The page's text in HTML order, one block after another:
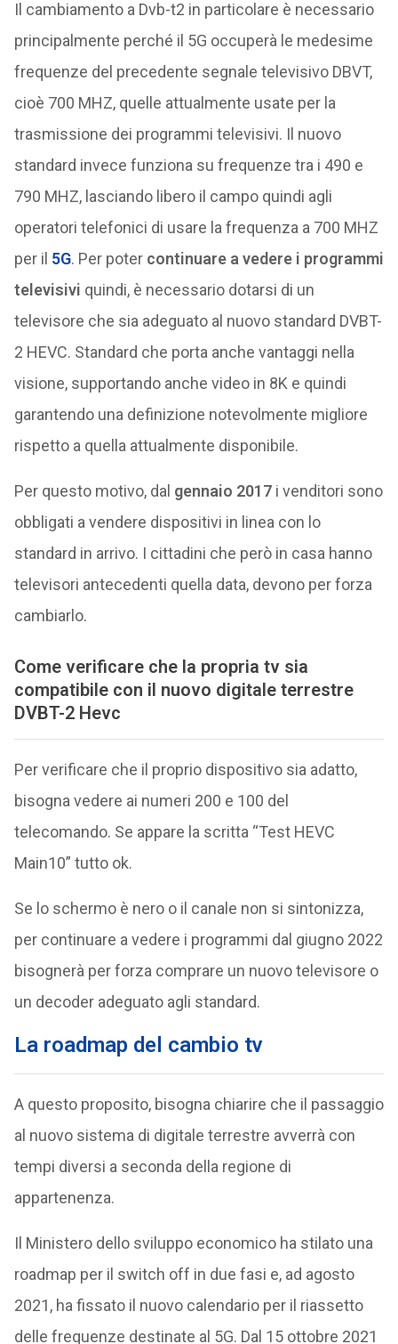
Il cambiamento a Dvb-t2 in particolare è necessario
principalmente perché il 5G occuperà le medesime
frequenze del precedente segnale televisivo DBVT,
cioè 700 MHZ, quelle attualmente usate per la
trasmissione dei programmi televisivi. Il nuovo
standard invece funziona su frequenze tra i 490 e
790 MHZ, lasciando libero il campo quindi agli
operatori telefonici di usare la frequenza a 700 MHZ
per il 5G. Per poter continuare a vedere i programmi
televisivi quindi, è necessario dotarsi di un
televisore che sia adeguato al nuovo standard DVBT-
2 HEVC. Standard che porta anche vantaggi nella
visione, supportando anche video in 8K e quindi
garantendo una definizione notevolmente migliore
rispetto a quella attualmente disponibile.
Per questo motivo, dal gennaio 2017i venditori sono
obbligati a vendere dispositivi in linea con lo
standard in arrivo. I cittadini che però in casa hanno
televisori antecedenti quella data, devono per forza
cambiarlo.
Come verificare che la propria tv sia
compatibile con il nuovo digitale terrestre
DVBT-2 Hevc
Per verificare che il proprio dispositivo sia adatto,
bisogna vedere ai numeri 200 e 100 del
telecomando. Se appare la scritta “Test HEVC
Main10” tutto ok.
Se lo schermo è nero o il canale non si sintonizza,
per continuare a vedere i programmi dal giugno 2022
bisognerà per forza comprare un nuovo televisore o
un decoder adeguato agli standard.
La roadmap del cambio tv
A questo proposito, bisogna chiarire che il passaggio
al nuovo sistema di digitale terrestre avverrà con
tempi diversi a seconda della regione di
appartenenza.
Il Ministero dello sviluppo economico ha stilato una
roadmap per il switch off in due fasi e, ad agosto
2021, ha fissato il nuovo calendario per il riassetto
delle frequenze destinate al 5G. Dal 15 ottobre 2021